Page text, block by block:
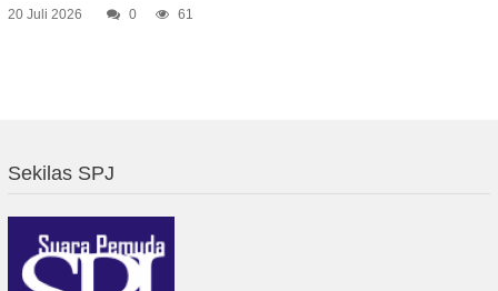
20 Juli 2026 0 61
Sekilas SPJ